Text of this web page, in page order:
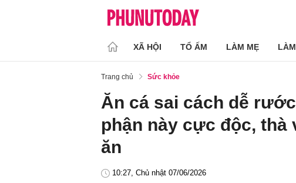
XÃ HỘI TỔ ẤM LÀM MẸ
Trang chủ Sức khỏe
Ăn cá sai cách dễ
phận này cực độc,
ăn
10:27, Chủ nhật 07/06/2026